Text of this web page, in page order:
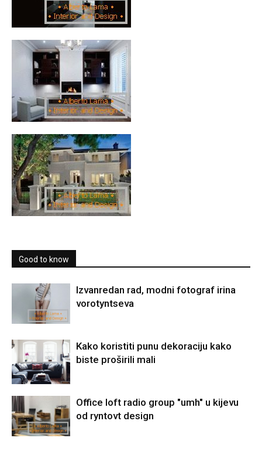
Good to know
Izvanredan rad, modni fotograf irina
vorotyntseva
Kako koristiti punu dekoraciju kako
biste proširili mali
Office loft radio group "umh" u kijevu
od ryntovt design